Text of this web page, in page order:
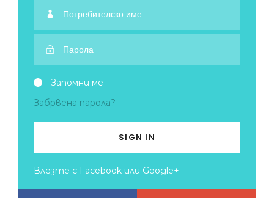
Запомни ме
Забрвена парола?
SIGN IN
Влезте с Facebook или Google+